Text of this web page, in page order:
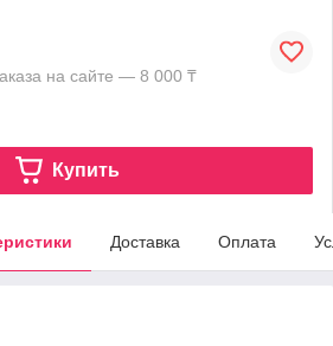
на сайте — 8 000 ₸
Купить
Доставка Оплата